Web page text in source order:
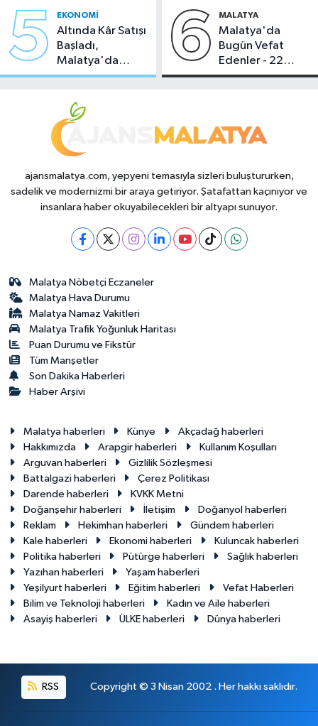
5 EKONOMI
Altında Kâr Satışı
Başladı,
Malatya'da
Makas Ne
6 MALATYA
Malatya'da
Bugün Vefat
Edenler - 22
Temmuz 2026
ajansmalatya.com, yepyeni temasıyla sizleri buluştururken,
sadelik ve modernizmi bir araya getiriyor. Şatafattan kaçınıyor ve
insanlara haber okuyabilecekleri bir altyapı sunuyor.
Malatya Nöbetçi Eczaneler
Malatya Hava Durumu
Malatya Namaz Vakitleri
Malatya Trafik Yoğunluk Haritası
Puan Durumu ve Fikstür
Tüm Manşetler
Son Dakika Haberleri
Haber Arşivi
Malatya haberleri Künye
Akçadağ haberleri
Hakkımızda
Arapgir haberleri
Kullanım Koşulları
Arguvan haberleri
Gizlilik Sözleşmesi
Battalgazi haberleri
Çerez Politikası
Darende haberleri
KVKK Metni
Doğanşehir haberleri
İletişim
Doğanyol haberleri
Reklam
Hekimhan haberleri
Gündem haberleri
Kale haberleri
Ekonomi haberleri
Kuluncak haberleri
Politika haberleri
Pütürge haberleri
Sağlık haberleri
Yazıhan haberleri
Yaşam haberleri
Yeşilyurt haberleri
Eğitim haberleri
Vefat Haberleri
Bilim ve Teknoloji haberleri
Kadın ve Aile haberleri
Asayiş haberleri
ÜLKE haberleri Dünya haberleri
RSS Copyright © 3 Nisan 2002 . Her hakkı saklıdır.